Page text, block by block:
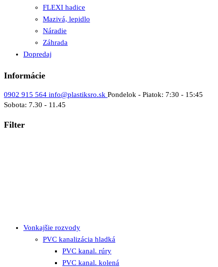
FLEXI hadice
Mazivá, lepidlo
Náradie
Záhrada
Dopredaj
Informácie
0902 915 564 info@plastiksro.sk Pondelok - Piatok: 7:30 - 15:45
Sobota: 7.30 - 11.45
Filter
Vonkajšie rozvody
PVC kanalizácia hladká
PVC kanal. rúry
PVC kanal. kolená